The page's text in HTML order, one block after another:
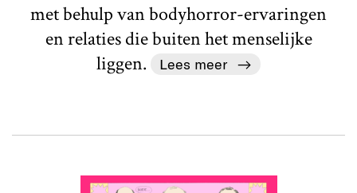
met behulp van bodyhorror-ervaringen
en relaties die buiten het menselijke
liggen.
Lees meer